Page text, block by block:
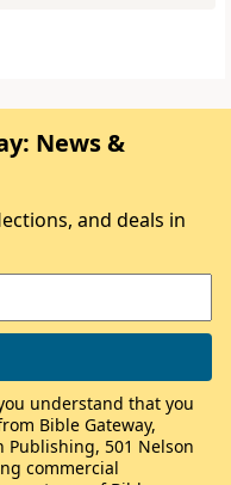
News &
and deals in
understand that you
Bible Gateway,
Publishing, 501 Nelson
commercial